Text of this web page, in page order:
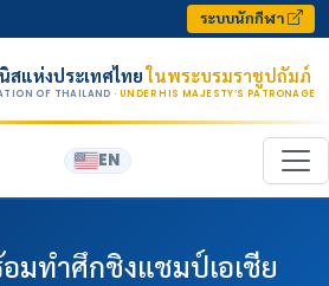
ระบบนักกีฬา
สแห่งประเทศไทยในพระบรมราชูปถัมภ์
OF THAILAND · UNDER HIS MAJESTY’S PATRONAGE
EN
มทำศึกชิงแชมป์เอเชีย